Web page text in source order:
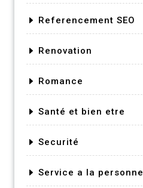
Referencement SEO
Renovation
Romance
Santé et bien etre
Securité
Service a la personne